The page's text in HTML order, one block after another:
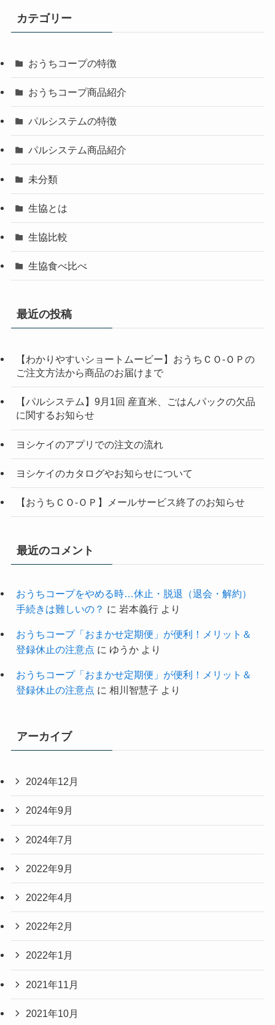
カテゴリー
おうちコープの特徴
おうちコープ商品紹介
パルシステムの特徴
パルシステム商品紹介
未分類
生協とは
生協比較
生協食べ比べ
最近の投稿
【わかりやすいショートムービー】おうちＣＯ-ＯＰの
ご注文方法から商品のお届けまで
【パルシステム】9月1回 産直米、ごはんパックの欠品
に関するお知らせ
ヨシケイのアプリでの注文の流れ
ヨシケイのカタログやお知らせについて
【おうちＣＯ-ＯＰ】メールサービス終了のお知らせ
最近のコメント
おうちコープをやめる時…休止・脱退（退会・解約）
手続きは難しいの？ に 岩本義行より
おうちコープ「おまかせ定期便」が便利！メリット＆
登録休止の注意点 に ゆうかより
おうちコープ「おまかせ定期便」が便利！メリット＆
登録休止の注意点 に 相川智慧子 より
アーカイブ
2024年12月
2024年9月
2024年7月
2022年9月
2022年4月
2022年2月
2022年1月
2021年11月
2021年10月